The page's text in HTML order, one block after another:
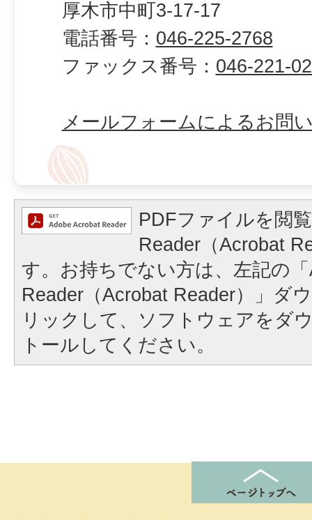
厚木市中町3-17-17
電話番号： 046-225-2768
ファックス番号： 046-221-
メールフォームによるお問
PDFファイルを閲
Reader（Acrobat
す。お持ちでない方は、左記の
Reader（Acrobat Reader）」ダ
リックして、ソフトウェアをダ
トールしてください。